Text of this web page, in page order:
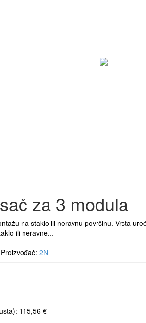
za 3 modula
na staklo ili neravnu površinu. Vrsta
ili neravne...
2N
115,56 €